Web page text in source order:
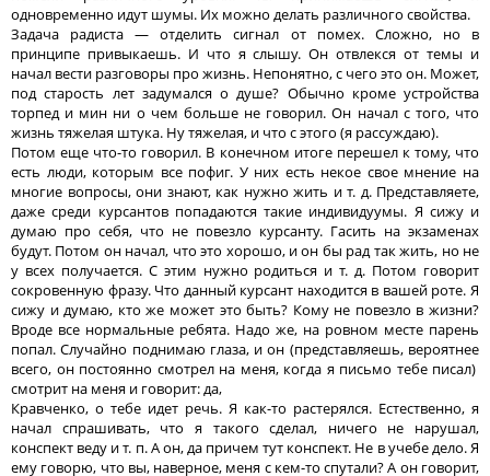
одновременно идут шумы. Их можно делать различного свойства.
Задача радиста — отделить сигнал от помех. Сложно, но в
принципе привыкаешь. И что я слышу. Он отвлекся от темы и
начал вести разговоры про жизнь. Непонятно, с чего это он. Может,
под старость лет задумался о душе? Обычно кроме устройства
торпед и мин ни о чем больше не говорил. Он начал с того, что
жизнь тяжелая штука. Ну тяжелая, и что с этого (я рассуждаю).
Потом еще что-то говорил. В конечном итоге перешел к тому, что
есть люди, которым все пофиг. У них есть некое свое мнение на
многие вопросы, они знают, как нужно жить и т. д. Представляете,
даже среди курсантов попадаются такие индивидуумы. Я сижу и
думаю про себя, что не повезло курсанту. Гасить на экзаменах
будут. Потом он начал, что это хорошо, и он бы рад так жить, но не
у всех получается. С этим нужно родиться и т. д. Потом говорит
сокровенную фразу. Что данный курсант находится в вашей роте. Я
сижу и думаю, кто же может это быть? Кому не повезло в жизни?
Вроде все нормальные ребята. Надо же, на ровном месте парень
попал. Случайно поднимаю глаза, и он (представляешь, вероятнее
всего, он постоянно смотрел на меня, когда я письмо тебе писал)
смотрит на меня и говорит: да,
Кравченко, о тебе идет речь. Я как-то растерялся. Естественно, я
начал спрашивать, что я такого сделал, ничего не нарушал,
конспект веду и т. п. А он, да причем тут конспект. Не в учебе дело. Я
ему говорю, что вы, наверное, меня с кем-то спутали? А он говорит,